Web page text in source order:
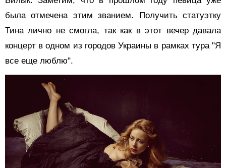
была отмечена этим званием. Получить статуэтку
Тина лично не смогла, так как в этот вечер давала
концерт в одном из городов Украины в рамках тура "Я
все еще люблю".